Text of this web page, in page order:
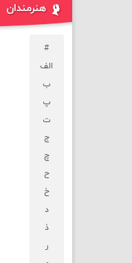
هنرمندان
#
الف
ب
پ
ت
ج
چ
ح
خ
د
ذ
ر